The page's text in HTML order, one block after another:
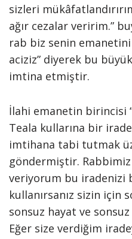
sizleri
ağır cezalar veririm.”
rab biz senin
aciziz” diyerek bu
imtina etmiştir.
İlahi emanetin birincisi
Teala kullarına bir
imtihana tabi tutmak
göndermiştir.
veriyorum bu iradenizi
kullanırsanız sizin için
sonsuz hayat ve
Eğer size verdiğim